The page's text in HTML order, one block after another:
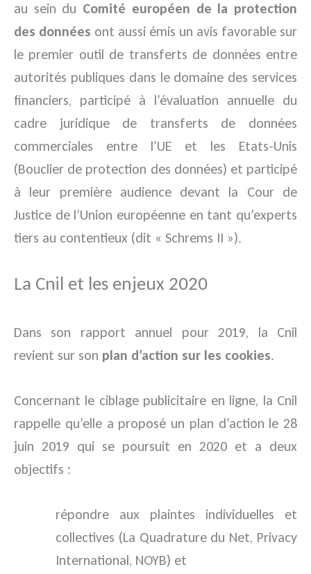
au sein du Comité européen de la protection
des données ont aussi émis un avis favorable sur
le premier outil de transferts de données entre
autorités publiques dans le domaine des services
financiers, participé à l’évaluation annuelle du
cadre juridique de transferts de données
commerciales entre l’UE et les Etats-Unis
(Bouclier de protection des données) et participé
à leur première audience devant la Cour de
Justice de l’Union européenne en tant qu’experts
tiers au contentieux (dit « Schrems II »).
La Cnil et les enjeux 2020
Dans son rapport annuel pour 2019, la Cnil
revient sur son plan d’action sur les cookies.
Concernant le ciblage publicitaire en ligne, la Cnil
rappelle qu’elle a proposé un plan d’action le 28
juin 2019 qui se poursuit en 2020 et a deux
objectifs :
répondre aux plaintes individuelles et
collectives (La Quadrature du Net, Privacy
International, NOYB) et